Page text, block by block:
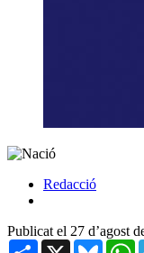
Redacció
Publicat el 27 d’agost
Share X Bluesky